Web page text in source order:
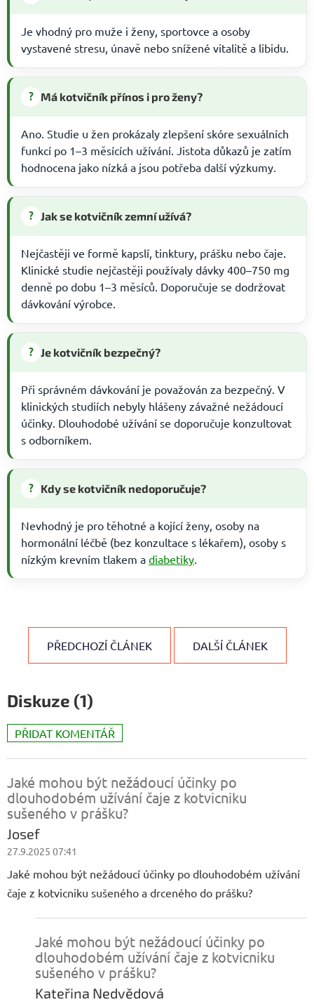
Je vhodný pro muže i ženy, sportovce a osoby
vystavené stresu, únavě nebo snížené vitalitě a libidu.
? Má kotvičník přínos i pro ženy?
Ano. Studie u žen prokázaly zlepšení skóre sexuálních
funkcí po 1–3 měsících užívání. Jistota důkazů je zatím
hodnocena jako nízká a jsou potřeba další výzkumy.
? Jak se kotvičník zemní užívá?
Nejčastěji ve formě kapslí, tinktury, prášku nebo čaje.
Klinické studie nejčastěji používaly dávky 400–750 mg
denně po dobu 1–3 měsíců. Doporučuje se dodržovat
dávkování výrobce.
? Je kotvičník bezpečný?
Při správném dávkování je považován za bezpečný. V
klinických studiích nebyly hlášeny závažné nežádoucí
účinky. Dlouhodobé užívání se doporučuje konzultovat
s odborníkem.
? Kdy se kotvičník nedoporučuje?
Nevhodný je pro těhotné a kojící ženy, osoby na
hormonální léčbě (bez konzultace s lékařem), osoby s
nízkým krevním tlakem a diabetiky
PŘEDCHOZÍ ČLÁNEK DALŠÍ ČLÁNEK
Diskuze (1)
PŘIDAT KOMENTÁŘ
p
i
s
d
i
s
k
u
Jaké mohou být nežádoucí účinky po
dlouhodobém užívání čaje z kotvicniku
sušeného v prášku?
Josef
27.9.2025 07:41
Jaké mohou být nežádoucí účinky po dlouhodobém užívání
čaje z kotvicniku sušeného a drceného do prášku?
Jaké mohou být nežádoucí účinky po
dlouhodobém užívání čaje z kotvicniku
sušeného v prášku?
Kateřina Nedvědová